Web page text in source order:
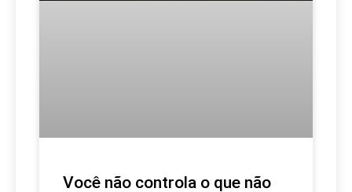
Você não controla o que não